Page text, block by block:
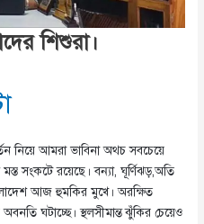
শিশুরা।
নিয়ে আমরা ভাবিনা অথচ সবচেয়ে
সংকটে রয়েছে। বন্যা, ঘূর্ণিঝড়,অতি
আজ হুমকির মুখে। অরক্ষিত
ঘটাচ্ছে। স্থলসীমান্ত ঝুঁকির চেয়েও